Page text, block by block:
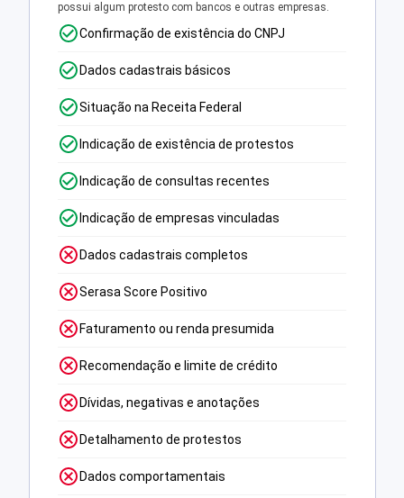
possui algum protesto com bancos e outras empresas.
Confirmação de existência do CNPJ
Dados cadastrais básicos
Situação na Receita Federal
Indicação de existência de protestos
Indicação de consultas recentes
Indicação de empresas vinculadas
Dados cadastrais completos
Serasa Score Positivo
Faturamento ou renda presumida
Recomendação e limite de crédito
Dívidas, negativas e anotações
Detalhamento de protestos
Dados comportamentais